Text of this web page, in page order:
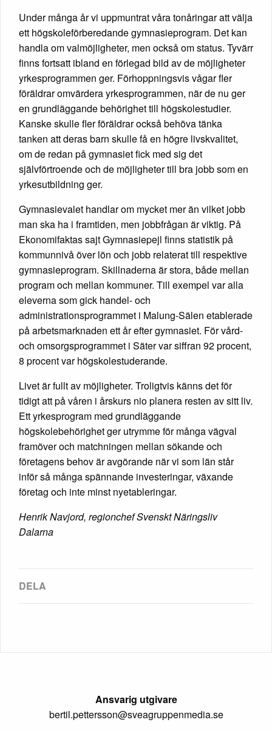
Under många år vi uppmuntrat våra tonåringar att välja
ett högskoleförberedande gymnasieprogram. Det kan
handla om valmöjligheter, men också om status. Tyvärr
finns fortsatt ibland en förlegad bild av de möjligheter
yrkesprogrammen ger. Förhoppningsvis vågar fler
föräldrar omvärdera yrkesprogrammen, när de nu ger
en grundläggande behörighet till högskolestudier.
Kanske skulle fler föräldrar också behöva tänka
tanken att deras barn skulle få en högre livskvalitet,
om de redan på gymnasiet fick med sig det
självförtroende och de möjligheter till bra jobb som en
yrkesutbildning ger.
Gymnasievalet handlar om mycket mer än vilket jobb
man ska ha i framtiden, men jobbfrågan är viktig. På
Ekonomifaktas sajt Gymnasiepejl finns statistik på
kommunnivå över lön och jobb relaterat till respektive
gymnasieprogram. Skillnaderna är stora, både mellan
program och mellan kommuner. Till exempel var alla
eleverna som gick handel- och
administrationsprogrammet i Malung-Sälen etablerade
på arbetsmarknaden ett år efter gymnasiet. För vård-
och omsorgsprogrammet i Säter var siffran 92 procent,
8 procent var högskolestuderande.
Livet är fullt av möjligheter. Troligtvis känns det för
tidigt att på våren i årskurs nio planera resten av sitt liv.
Ett yrkesprogram med grundläggande
högskolebehörighet ger utrymme för många vägval
framöver och matchningen mellan sökande och
företagens behov är avgörande när vi som län står
inför så många spännande investeringar, växande
företag och inte minst nyetableringar.
Henrik Navjord, regionchef Svenskt Näringsliv
Dalarna
Ansvarig utgivare
bertil.pettersson@sveagruppenmedia.se